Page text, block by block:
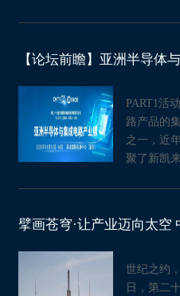
PART1活
路产品的
之一，近
聚了新凯
世纪之约
日，第二